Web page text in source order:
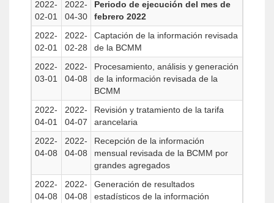
2022-
02-01
2022-
04-30
Periodo de ejecución del mes de
febrero 2022
2022-
02-01
2022-
02-28
Captación de la información revisada
de la BCMM
2022-
03-01
2022-
04-08
Procesamiento, análisis y generación
de la información revisada de la
BCMM
2022-
04-01
2022-
04-07
Revisión y tratamiento de la tarifa
arancelaria
2022-
04-08
2022-
04-08
Recepción de la información
mensual revisada de la BCMM por
grandes agregados
2022-
04-08
2022-
04-08
Generación de resultados
estadísticos de la información